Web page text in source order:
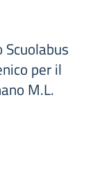
per il
M.L.